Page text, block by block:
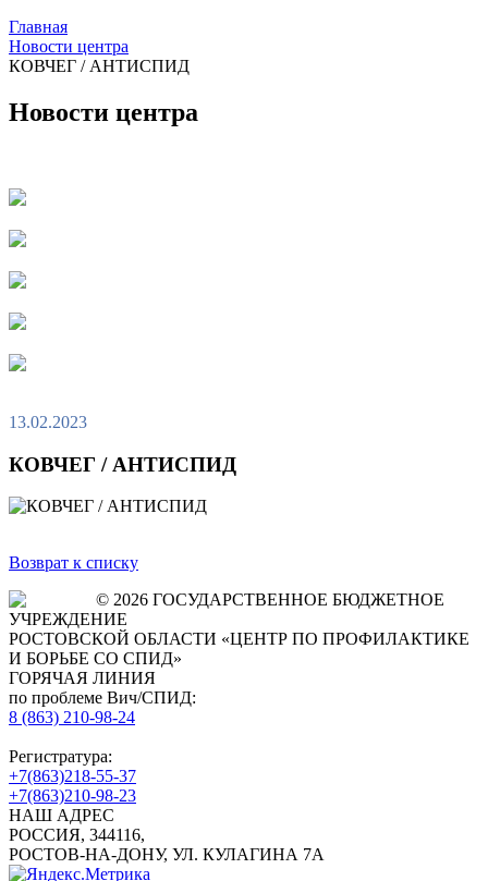
Главная
Новости центра
КОВЧЕГ / АНТИСПИД
Новости центра
13.02.2023
КОВЧЕГ / АНТИСПИД
Возврат к списку
© 2026 ГОСУДАРСТВЕННОЕ БЮДЖЕТНОЕ
УЧРЕЖДЕНИЕ
РОСТОВСКОЙ ОБЛАСТИ «ЦЕНТР ПО ПРОФИЛАКТИКЕ
И БОРЬБЕ СО СПИД»
ГОРЯЧАЯ ЛИНИЯ
по проблеме Вич/СПИД:
8 (863) 210-98-24
Регистратура:
+7(863)218-55-37
+7(863)210-98-23
НАШ АДРЕС
РОССИЯ, 344116,
РОСТОВ-НА-ДОНУ, УЛ. КУЛАГИНА 7А